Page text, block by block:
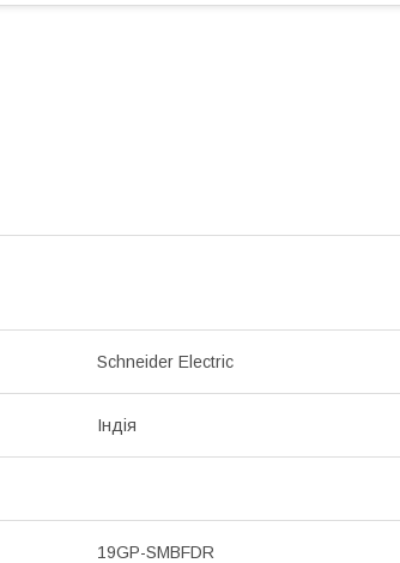
Schneider Electric
Індія
19GP-SMBFDR